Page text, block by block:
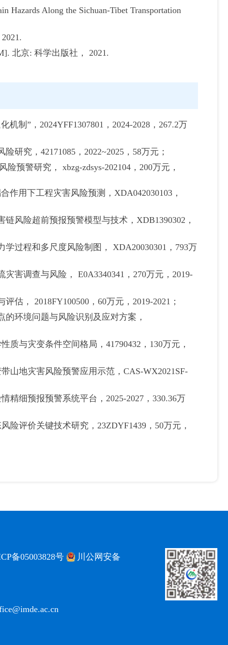
Hazards Along the Sichuan-Tibet Transportation
北京: 科学出版社， 2021.
制”，2024YFF1307801，2024-2028，267.2万
研究，42171085，2022~2025，58万元；
预警研究， xbzg-zdsys-202104，200万元，
用下工程灾害风险预测，XDA042030103，
风险超前预报预警模型与技术，XDB1390302，
过程和多尺度风险制图， XDA20030301，793万
害调查与风险， E0A3340341，270万元，2019-
估， 2018FY100500，60万元，2019-2021；
环境问题与风险识别及应对方案，
与灾变条件空间格局，41790432，130万元，
山地灾害风险预警应用示范，CAS-WX2021SF-
精细预报预警系统平台，2025-2027，330.36万
评价关键技术研究，23ZDYF1439，50万元，
备05003828号
川公网安备